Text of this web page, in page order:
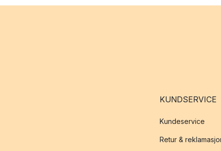
KUNDSERVICE
Kundeservice
Retur &